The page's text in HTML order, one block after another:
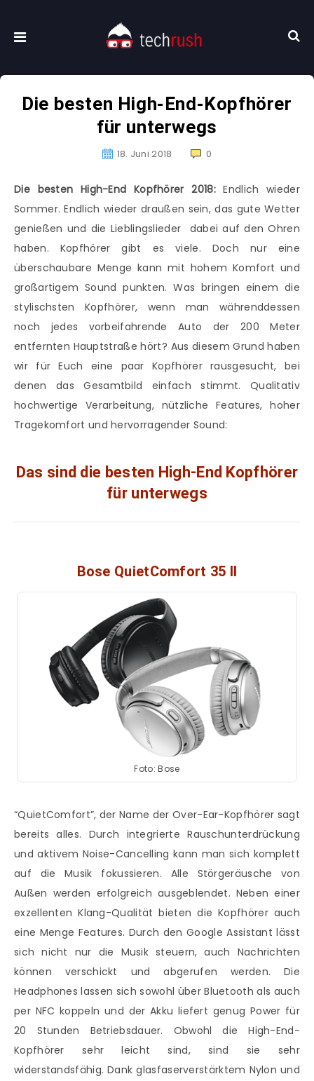
Die besten High-End-Kopfhörer
für unterwegs
18. Juni 2018 0
Die besten High-End Kopfhörer 2018:Endlich wieder
Sommer. Endlich wieder draußen sein, das gute Wetter
genießen und die Lieblingslieder dabei auf den Ohren
haben. Kopfhörer gibt es viele. Doch nur eine
überschaubare Menge kann mit hohem Komfort und
großartigem Sound punkten. Was bringen einem die
stylischsten Kopfhörer, wenn man währenddessen
noch jedes vorbeifahrende Auto der 200 Meter
entfernten Hauptstraße hört? Aus diesem Grund haben
wir für Euch eine paar Kopfhörer rausgesucht, bei
denen das Gesamtbild einfach stimmt. Qualitativ
hochwertige Verarbeitung, nützliche Features, hoher
Tragekomfort und hervorragender Sound:
Das sind die besten High-End Kopfhörer
für unterwegs
Bose QuietComfort 35 II
Foto: Bose
“QuietComfort”, der Name der Over-Ear-Kopfhörer sagt
bereits alles. Durch integrierte Rauschunterdrückung
und aktivem Noise-Cancelling kann man sich komplett
auf die Musik fokussieren. Alle Störgeräusche von
Außen werden erfolgreich ausgeblendet. Neben einer
exzellenten Klang-Qualität bieten die Kopfhörer auch
eine Menge Features. Durch den Google Assistant lässt
sich nicht nur die Musik steuern, auch Nachrichten
können verschickt und abgerufen werden. Die
Headphones lassen sich sowohl über Bluetooth als auch
per NFC koppeln und der Akku liefert genug Power für
20 Stunden Betriebsdauer. Obwohl die High-End-
Kopfhörer sehr leicht sind, sind sie sehr
widerstandsfähig. Dank glasfaserverstärktem Nylon und